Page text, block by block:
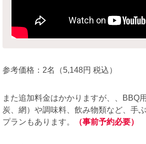
参考価格：2名（5,148円 税込）
また追加料金はかかりますが、、BBQ
炭、網）や調味料、飲み物類など、手
プランもあります。
（事前予約必要）